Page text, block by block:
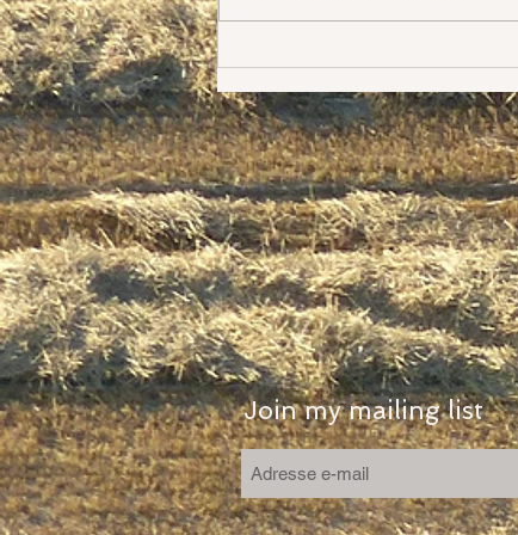
Join my mailing list